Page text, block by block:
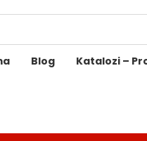
Blog Katalozi –